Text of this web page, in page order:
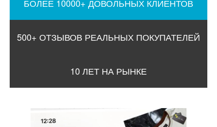
БОЛЕЕ 10000+ ДОВОЛЬНЫХ КЛИЕНТОВ
500+ ОТЗЫВОВ РЕАЛЬНЫХ ПОКУПАТЕЛЕЙ
10 ЛЕТ НА РЫНКЕ